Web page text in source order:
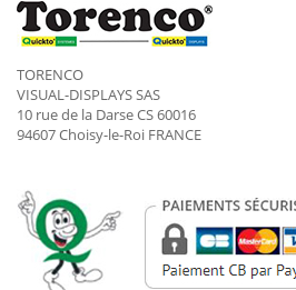
TORENCO
VISUAL-DISPLAYS SAS
10 rue de la Darse CS 60016
94607 Choisy-le-Roi FRANCE